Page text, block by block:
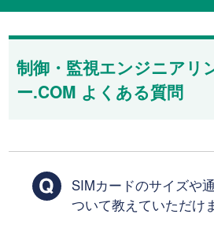
制御・監視エンジニアリ
ー.COM よくある質問
SIMカードのサイズや
ついて教えていただけ